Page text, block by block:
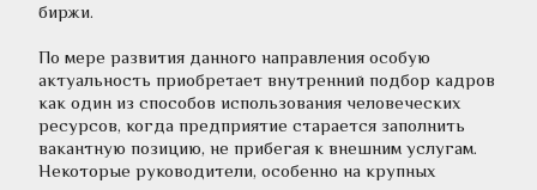
биржи.
По мере развития данного направления особую
актуальность приобретает внутренний подбор кадров
как один из способов использования человеческих
ресурсов, когда предприятие старается заполнить
вакантную позицию, не прибегая к внешним услугам.
Некоторые руководители, особенно на крупных